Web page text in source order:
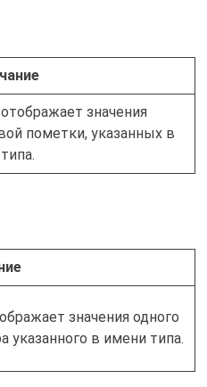
значения
пометки, указанных в
значения одного
указанного в имени типа.